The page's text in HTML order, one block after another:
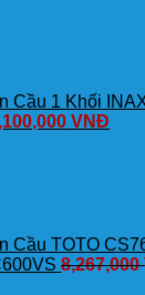
Cầu 1 Khối
VNĐ
Cầu TOTO
8,267,000